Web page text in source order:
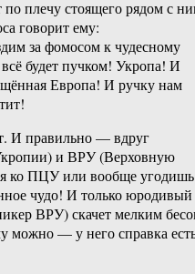
плечу стоящего рядом с
говорит ему:
за фомосом к чудесному
будет пучком! Укропа! И
Европа! И ручку нам
И правильно — вдруг
и ВРУ (Верховную
ко ПЦУ или вообще угодишь
чудо! И только юродивый
ВРУ) скачет мелким
можно — у него справка